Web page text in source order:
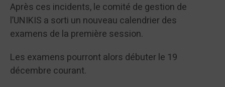
Après ces incidents, le comité de gestion de
l’UNIKIS a sorti un nouveau calendrier des
examens de la première session.
Les examens pourront alors débuter le 19
décembre courant.